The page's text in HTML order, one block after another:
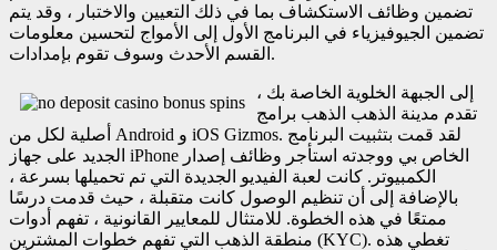
تضمين وظائف الاستكشاف بما في ذلك التعيين والاختبار ، وقد يتم
تضمين الجيوفيزياء في البرنامج الأول إلى الأمواج لتحسين معلومات
القسم الأحدث وسوف تقوم بإمدادات.
إلى الجبهة الخلوية الخاصة بك ،
تقدم مدينة الذهب الذهب برامج
أصلية لكل من Android و iOS Gizmos. لقد قمت بتثبيت البرنامج
الجديد على جهاز iPhone الخاص بي ووجدته استأجر وظائف إصدار
الكمبيوتر. كانت لعبة الفيديو الجديدة التي تم تحميلها بسرعة ،
بالإضافة إلى أن تنظيم الوصول كانت متقبلة ، حيث قدمت درسًا
ممتعًا في هذه الخطوة. للامتثال للمعايير القانونية ، تفهم أدوات
منطقة الذهب التي تفهم خطوات المشترين (KYC). تغطي هذه